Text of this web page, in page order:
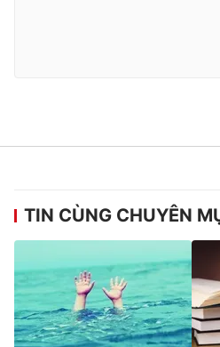
TIN CÙNG CHUYÊN